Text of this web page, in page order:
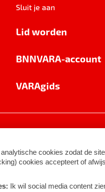
Sluit je aan
Lid worden
BNNVARA-account
VARAgids
©2026BNNVARA